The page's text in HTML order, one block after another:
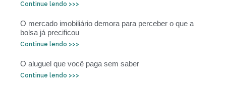
Continue lendo >>>
O mercado imobiliário demora para perceber o que a
bolsa já precificou
Continue lendo >>>
O aluguel que você paga sem saber
Continue lendo >>>